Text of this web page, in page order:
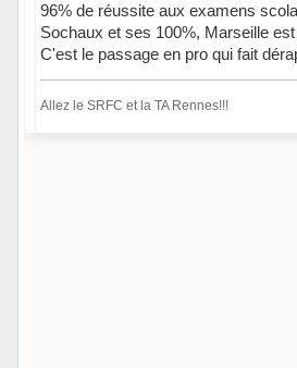
96% de réussite aux examens
Sochaux et ses 100%, Marseille
C'est le passage en pro qui fait
Allez le SRFC et la TA Rennes!!!